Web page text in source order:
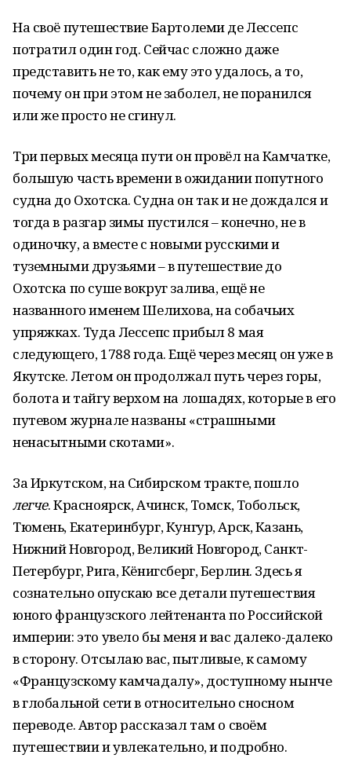
На своё путешествие Бартолеми де Лессепс
потратил один год. Сейчас сложно даже
представить не то, как ему это удалось, а то,
почему он при этом не заболел, не поранился
или же просто не сгинул.
Три первых месяца пути он провёл на Камчатке,
большую часть времени в ожидании попутного
судна до Охотска. Судна он так и не дождался и
тогда в разгар зимы пустился – конечно, не в
одиночку, а вместе с новыми русскими и
туземными друзьями – в путешествие до
Охотска по суше вокруг залива, ещё не
названного именем Шелихова, на собачьих
упряжках. Туда Лессепс прибыл 8 мая
следующего, 1788 года. Ещё через месяц он уже в
Якутске. Летом он продолжал путь через горы,
болота и тайгу верхом на лошадях, которые в его
путевом журнале названы «страшными
ненасытными скотами».
За Иркутском, на Сибирском тракте, пошло
легче. Красноярск, Ачинск, Томск, Тобольск,
Тюмень, Екатеринбург, Кунгур, Арск, Казань,
Нижний Новгород, Великий Новгород, Санкт-
Петербург, Рига, Кёнигсберг, Берлин. Здесь я
сознательно опускаю все детали путешествия
юного французского лейтенанта по Российской
империи: это увело бы меня и вас далеко-далеко
в сторону. Отсылаю вас, пытливые, к самому
«Французскому камчадалу», доступному нынче
в глобальной сети в относительно сносном
переводе. Автор рассказал там о своём
путешествии и увлекательно, и подробно.